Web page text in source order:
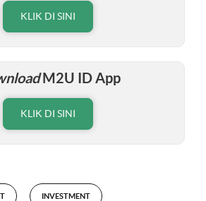
KLIK DI SINI
M2U ID App
KLIK DI SINI
INVESTMENT